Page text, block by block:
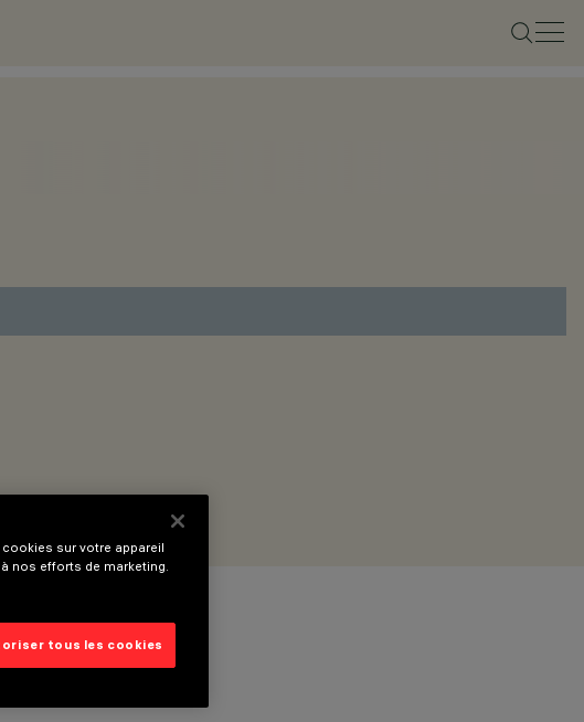
sur votre appareil
nos efforts de marketing.
tous les cookies